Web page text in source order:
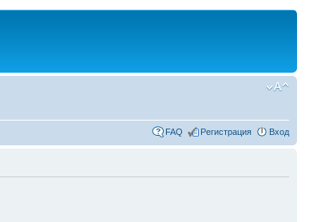
FAQ Регистрация Вход